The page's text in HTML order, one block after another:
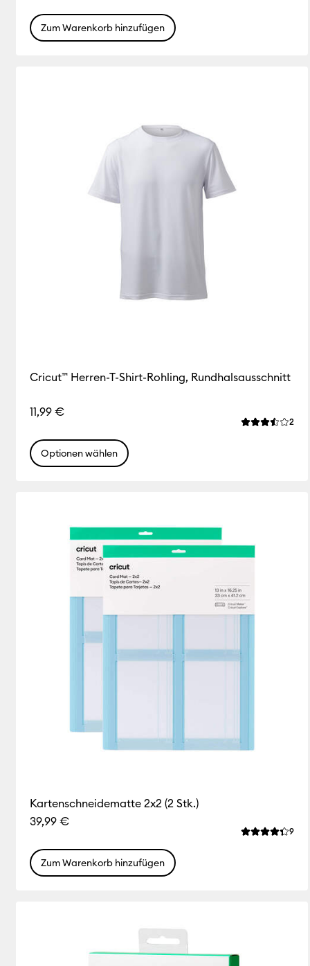
Zum Warenkorb hinzufügen
Cricut™ Herren-T-Shirt-Rohling, Rundhalsausschnitt
11,99 €
Die
2
Optionen wählen
Kartenschneidematte 2x2 (2 Stk.)
39,99 €
Die
9
Zum Warenkorb hinzufügen